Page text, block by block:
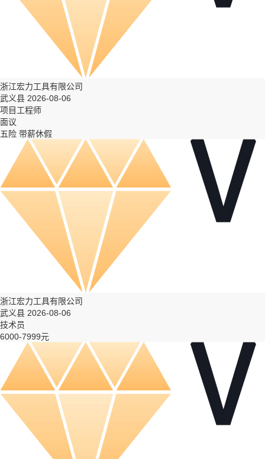
浙江宏力工具有限公司
武义县 2026-08-06
项目工程师
面议
五险 带薪休假
浙江宏力工具有限公司
武义县 2026-08-06
技术员
6000-7999元